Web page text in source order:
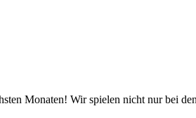
Monaten! Wir spielen nicht nur bei